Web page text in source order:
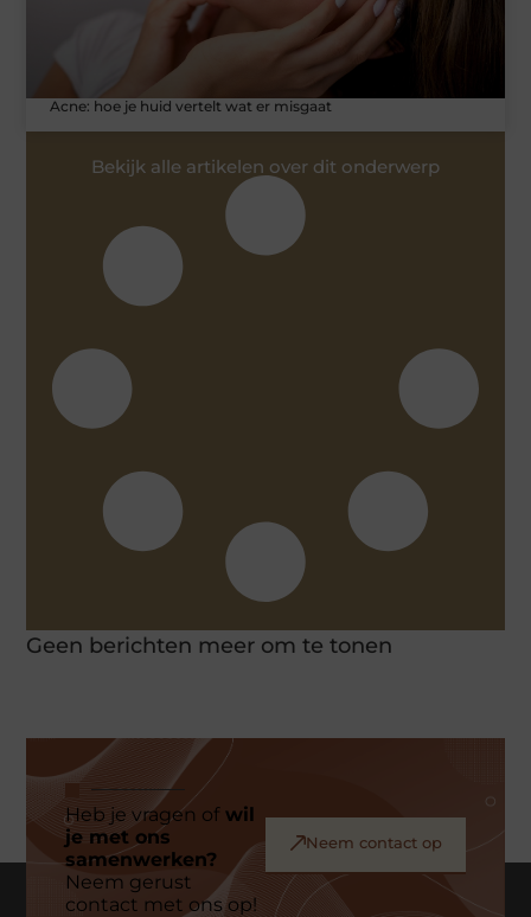
Acne: hoe je huid vertelt wat er misgaat
Bekijk alle artikelen over dit onderwerp
Geen berichten meer om te tonen
Heb je vragen ofwil
je met ons
samenwerken?
Neem gerust
contact met ons op!
Neem contact op